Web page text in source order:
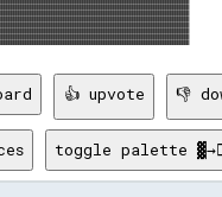
👍 upvote 👎
toggle palette